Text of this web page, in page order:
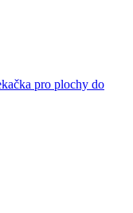
pro plochy do